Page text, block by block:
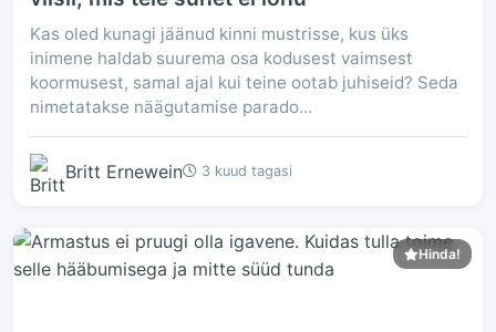
Kas oled kunagi jäänud kinni mustrisse, kus üks
inimene haldab suurema osa kodusest vaimsest
koormusest, samal ajal kui teine ootab juhiseid? Seda
nimetatakse näägutamise parado...
Britt Ernewein 3 kuud tagasi
Hinda!